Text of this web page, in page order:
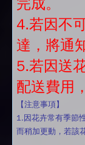
完成。
4.若因不
達，將通
5.若因送
配送費用
【注意事項】
1.因花卉常有季節
而稍加更動，若該